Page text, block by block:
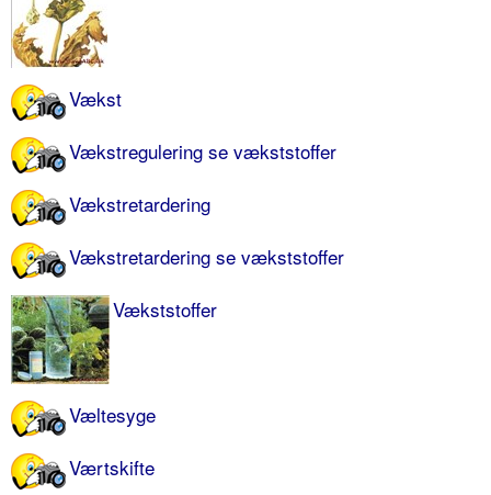
Vækst
Vækstregulering se vækststoffer
Vækstretardering
Vækstretardering se vækststoffer
Vækststoffer
Væltesyge
Værtskifte